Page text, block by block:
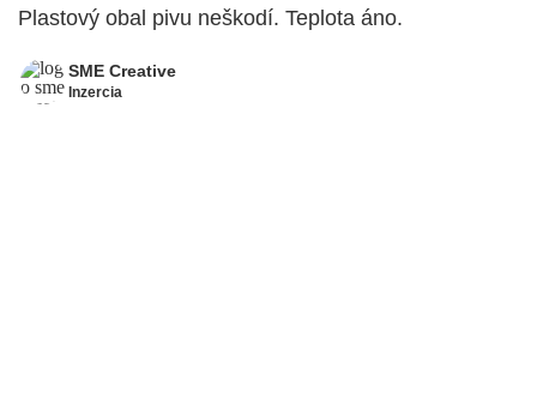
Plastový obal pivu neškodí. Teplota áno.
SME Creative
Inzercia